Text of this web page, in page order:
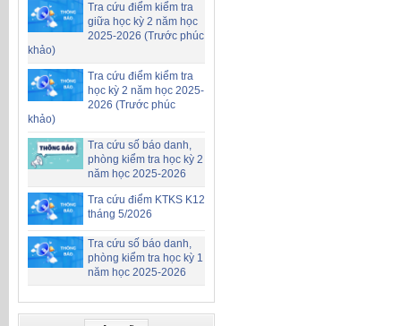
Tra cứu điểm kiểm tra
giữa học kỳ 2 năm học
2025-2026 (Trước phúc
khảo)
Tra cứu điểm kiểm tra
học kỳ 2 năm học 2025-
2026 (Trước phúc
khảo)
Tra cứu số báo danh,
phòng kiểm tra học kỳ 2
năm học 2025-2026
Tra cứu điểm KTKS K12
tháng 5/2026
Tra cứu số báo danh,
phòng kiểm tra học kỳ 1
năm học 2025-2026